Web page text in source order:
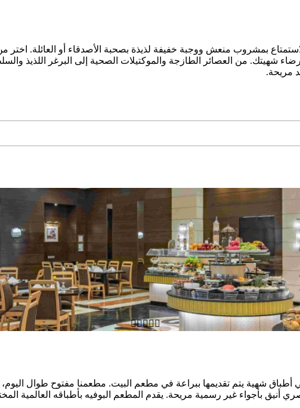
بمشروب منعش ووجبة خفيفة لذيذة بصحبة الأصدقاء أو العائلة. اختر
شهيتك. من العصائر الطازجة والموكتيلات الصحية إلى البرغر اللذيذ
مريحة.

أنيق بأجواء غير رسمية مريحة. يقدم المطعم البوفيه بأطباقه العالمية